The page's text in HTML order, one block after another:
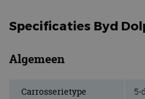
Specificaties Byd
Algemeen
Carrosserietype 5-